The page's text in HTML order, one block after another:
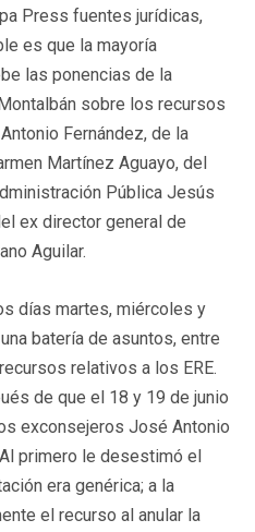
Press fuentes jurídicas,
es que la mayoría
las ponencias de la
sobre los recursos
Fernández, de la
Martínez Aguayo, del
Pública Jesús
ex director general de
Aguilar.
días martes, miércoles y
batería de asuntos, entre
relativos a los ERE.
de que el 18 y 19 de junio
exconsejeros José Antonio
primero le desestimó el
era genérica; a la
el recurso al anular la